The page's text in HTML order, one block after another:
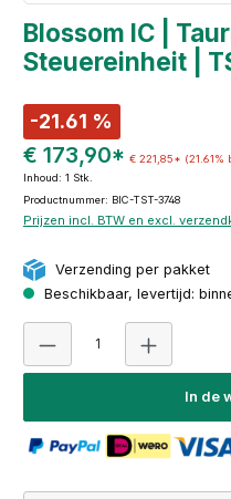
Blossom IC |
Steuereinheit |
-21.61 %
€ 173,90* € 221,85* (21.61%
Inhoud: 1 Stk.
Productnummer: BIC-TST-3748
Prijzen incl. BTW en excl.
Verzending per pakket
Beschikbaar, levertijd:
In de